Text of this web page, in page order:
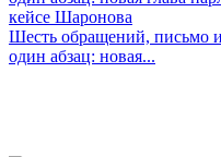
Шесть обращений, письмо
один абзац: новая...